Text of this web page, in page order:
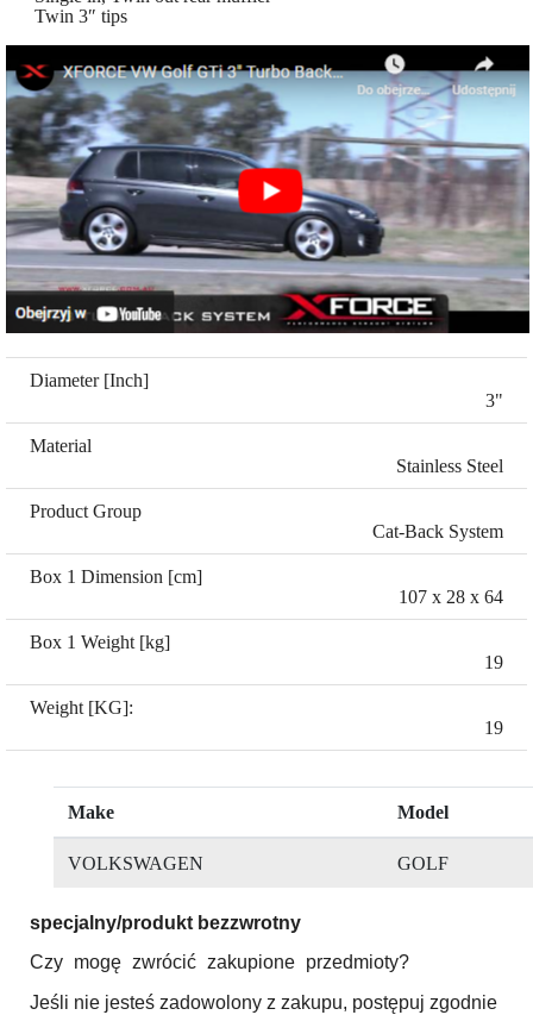
Twin 3″ tips
Diameter [Inch]
3"
Material
Stainless Steel
Product Group
Cat-Back System
Box 1 Dimension [cm]
107 x 28 x 64
Box 1 Weight [kg]
19
Weight [KG]:
19
Make Model
VOLKSWAGEN GOLF
specjalny/produkt bezzwrotny
Czy mogę zwrócić zakupione przedmioty?
Jeśli nie jesteś zadowolony z zakupu, postępuj zgodnie